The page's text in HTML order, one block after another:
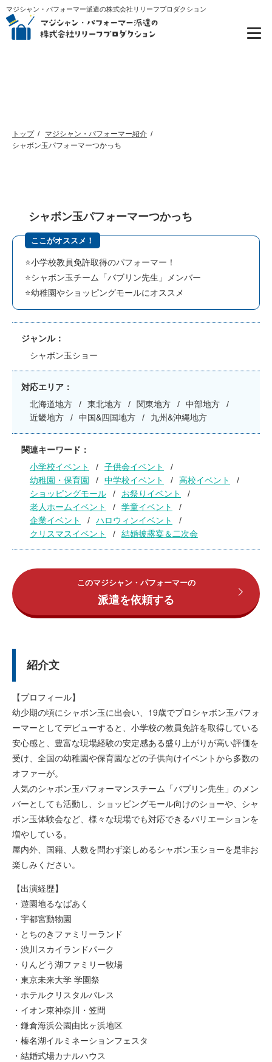
マジシャン・パフォーマー派遣の株式会社リリーフプロダクション
トップ
マジシャン・パフォーマー紹介
シャボン玉パフォーマーつかっち
シャボン玉パフォーマーつかっち
ここがオススメ！
⭐️小学校教員免許取得のパフォーマー！
⭐️シャボン玉チーム「バブリン先生」メンバー
⭐️幼稚園やショッピングモールにオススメ
ジャンル
シャボン玉ショー
対応エリア
北海道地方
東北地方 関東地方
中部地方
近畿地方
中国&四国地方 九州&沖縄地方
関連キーワード
小学校イベント
子供会イベント
幼稚園・保育園
中学校イベント
高校イベント
ショッピングモール
お祭りイベント
老人ホームイベント
学童イベント
企業イベント
ハロウィンイベント
クリスマスイベント
結婚披露宴＆二次会
このマジシャン・パフォーマーの
派遣を依頼する
紹介文
【プロフィール】
幼少期の頃にシャボン玉に出会い、19歳でプロシャボン玉パフォ
ーマーとしてデビューすると、小学校の教員免許を取得している
安心感と、豊富な現場経験の安定感ある盛り上がりが高い評価を
受け、全国の幼稚園や保育園などの子供向けイベントから多数の
オファーが。
人気のシャボン玉パフォーマンスチーム「バブリン先生」のメン
バーとしても活動し、ショッピングモール向けのショーや、シャ
ボン玉体験会など、様々な現場でも対応できるバリエーションを
増やしている。
屋内外、国籍、人数を問わず楽しめるシャボン玉ショーを是非お
楽しみください。
【出演経歴】
・遊園地るなぱあく
・宇都宮動物園
・とちのきファミリーランド
・渋川スカイランドパーク
・りんどう湖ファミリー牧場
・東京未来大学 学園祭
・ホテルクリスタルパレス
・イオン東神奈川・笠間
・鎌倉海浜公園由比ヶ浜地区
・榛名湖イルミネーションフェスタ
・結婚式場カナルハウス